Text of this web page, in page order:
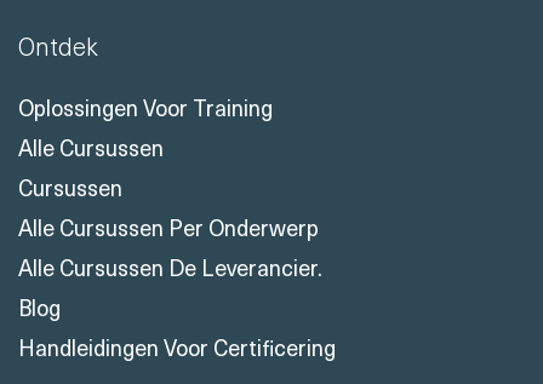
Ontdek
Oplossingen Voor Training
Alle Cursussen
Cursussen
Alle Cursussen Per Onderwerp
Alle Cursussen De Leverancier.
Blog
Handleidingen Voor Certificering